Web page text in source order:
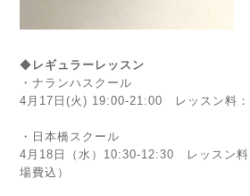
◆ レギュラーレッスン
・ナランハスクール
4月17日(火) 19:00-21:00 レッスン料：
・日本橋スクール
4月18日（水）10:30-12:30 レッスン料
場費込）